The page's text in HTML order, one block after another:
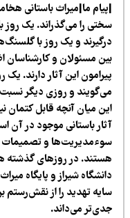
ما|میراث باستانی
را می‌گذراند. یک روز با
و یک روز با گلسنگ‌ها و
مسئولان و کارشناسان
این آثار دارند. یک روز
و روزی دیگر نسبت به
میان آنچه قابل کتمان
باستانی موجود در آن است.
و تصمیمات
در روزهای گذشته هم
شیراز و پایگاه
تهدید را از نقش‌رستم
می‌داند.